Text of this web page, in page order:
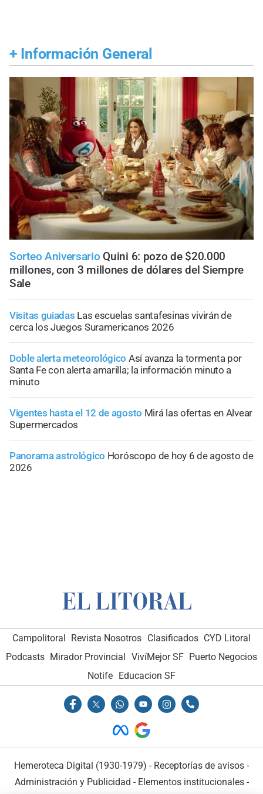
+ Información General
Sorteo Aniversario Quini 6: pozo de $20.000
millones, con 3 millones de dólares del Siempre
Sale
Visitas guiadas Las escuelas santafesinas vivirán de
cerca los Juegos Suramericanos 2026
Doble alerta meteorológico Así avanza la tormenta por
Santa Fe con alerta amarilla; la información minuto a
minuto
Vigentes hasta el 12 de agosto Mirá las ofertas en Alvear
Supermercados
Panorama astrológico Horóscopo de hoy 6 de agosto de
2026
Campolitoral Revista Nosotros Clasificados CYD Litoral
Podcasts Mirador Provincial VivíMejor SF Puerto Negocios
Notife Educacion SF
Hemeroteca Digital (1930-1979) - Receptorías de avisos -
Administración y Publicidad - Elementos institucionales-